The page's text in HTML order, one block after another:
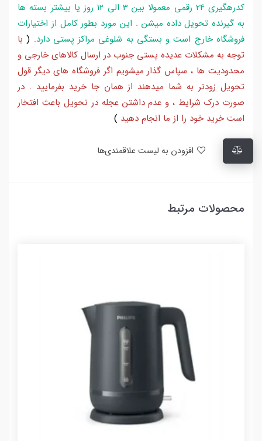
کدرهگیری 24 رقمی معمولا بین 3 الی 12 روز یا بیشتر بسته ها
به گیرنده تحویل داده میشن . این مورد بطور کامل از اختیارات
فروشگاه خارج است و بستگی به شلوغی مراکز پستی دارد.
(با
توجه به مشکلات عدیده پستی جنوب در ارسال کالاهای خارجی و
محدودیت ها ، سپاس گذار میشویم اگر فروشگاه های دیگر قول
تحویل زودتر به شما میدهند از همان جا خرید بفرمایید . در
صورت درک شرایط ، و عدم داشتن عجله در تحویل باعث افتخار
است خرید خود را از ما انجام دهید )
محصولات مرتبط